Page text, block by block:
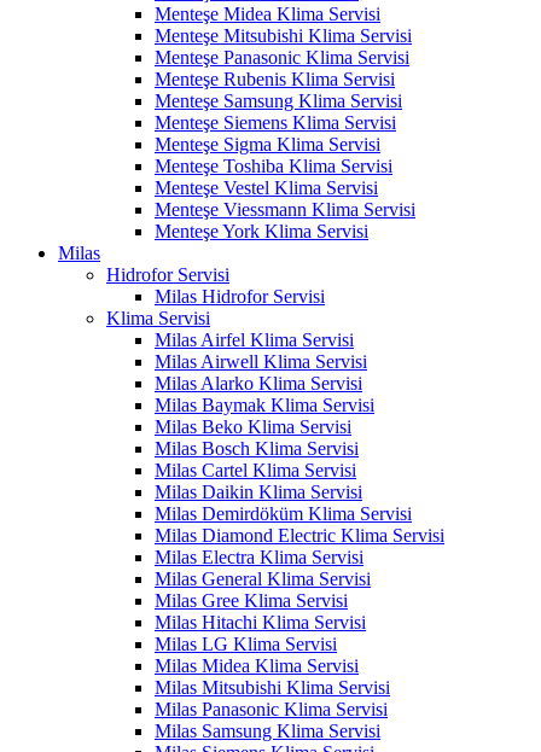
Menteşe Midea Klima Servisi
Menteşe Mitsubishi Klima Servisi
Menteşe Panasonic Klima Servisi
Menteşe Rubenis Klima Servisi
Menteşe Samsung Klima Servisi
Menteşe Siemens Klima Servisi
Menteşe Sigma Klima Servisi
Menteşe Toshiba Klima Servisi
Menteşe Vestel Klima Servisi
Menteşe Viessmann Klima Servisi
Menteşe York Klima Servisi
Milas
Hidrofor Servisi
Milas Hidrofor Servisi
Klima Servisi
Milas Airfel Klima Servisi
Milas Airwell Klima Servisi
Milas Alarko Klima Servisi
Milas Baymak Klima Servisi
Milas Beko Klima Servisi
Milas Bosch Klima Servisi
Milas Cartel Klima Servisi
Milas Daikin Klima Servisi
Milas Demirdöküm Klima Servisi
Milas Diamond Electric Klima Servisi
Milas Electra Klima Servisi
Milas General Klima Servisi
Milas Gree Klima Servisi
Milas Hitachi Klima Servisi
Milas LG Klima Servisi
Milas Midea Klima Servisi
Milas Mitsubishi Klima Servisi
Milas Panasonic Klima Servisi
Milas Samsung Klima Servisi